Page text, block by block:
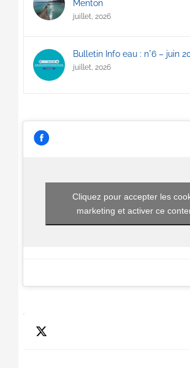
Menton
juillet, 2026
Bulletin Info eau : n°6 – juin
juillet, 2026
Cliquez pour accepter les
marketing et activer ce